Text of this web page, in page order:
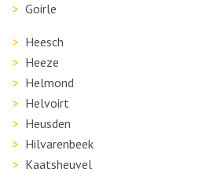
Goirle
Heesch
Heeze
Helmond
Helvoirt
Heusden
Hilvarenbeek
Kaatsheuvel